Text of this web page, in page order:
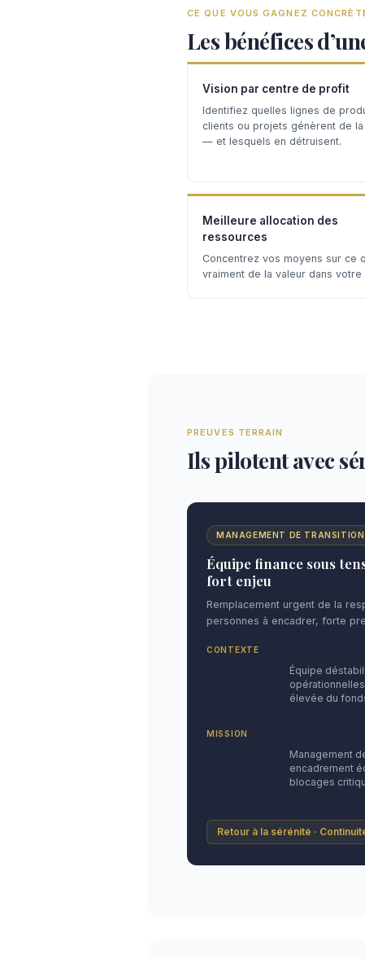
CE QUE VOUS GAGNEZ
Les bénéfices
Vision par centre de profit
Identifiez quelles lignes de
clients ou projets génèrent de
— et lesquels en détruisent.
Meilleure allocation des
ressources
Concentrez vos moyens sur ce
vraiment de la valeur dans votre
PREUVES TERRAIN
Ils pilotent avec
MANAGEMENT DE TRANSITION
Équipe finance sous
fort enjeu
Remplacement urgent de la
personnes à encadrer, forte
CONTEXTE
Équipe
élevée du
MISSION
Management
encadrement
blocages
Retour à la sérénité ·